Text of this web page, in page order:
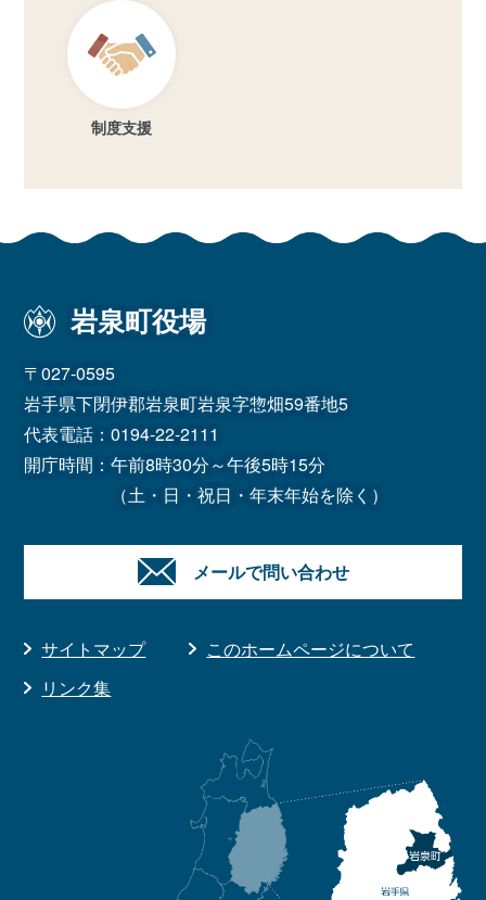
制度支援
岩泉町役場
〒027-0595
岩手県下閉伊郡岩泉町岩泉字惣畑59番地5
代表電話：0194-22-2111
開庁時間：午前8時30分～午後5時15分
（土・日・祝日・年末年始を除く）
メールで問い合わせ
サイトマップ
このホームページについて
リンク集